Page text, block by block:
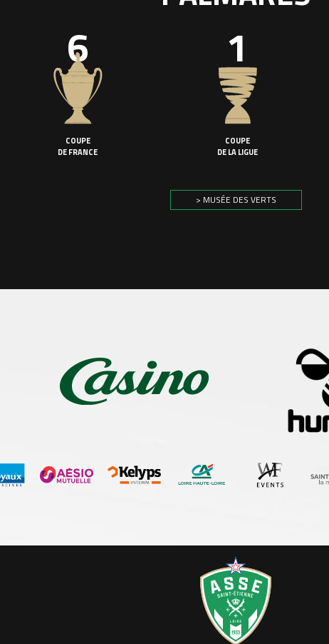
6
COUPE
DE FRANCE
1
COUPE
DE LA LIGUE
> MUSÉE DES VERTS